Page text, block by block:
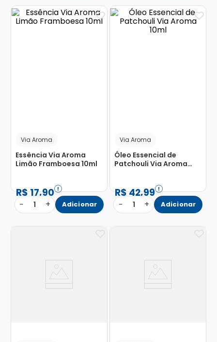
Via Aroma
Essência Via Aroma
Limão Framboesa 10ml
R$17,90
− 1 + Adicionar
Via Aroma
Óleo Essencial de
Patchouli Via Aroma
R$42,99
− 1 + Adicionar